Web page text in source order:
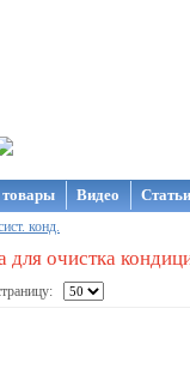
товары Видео
конд.
для очистка